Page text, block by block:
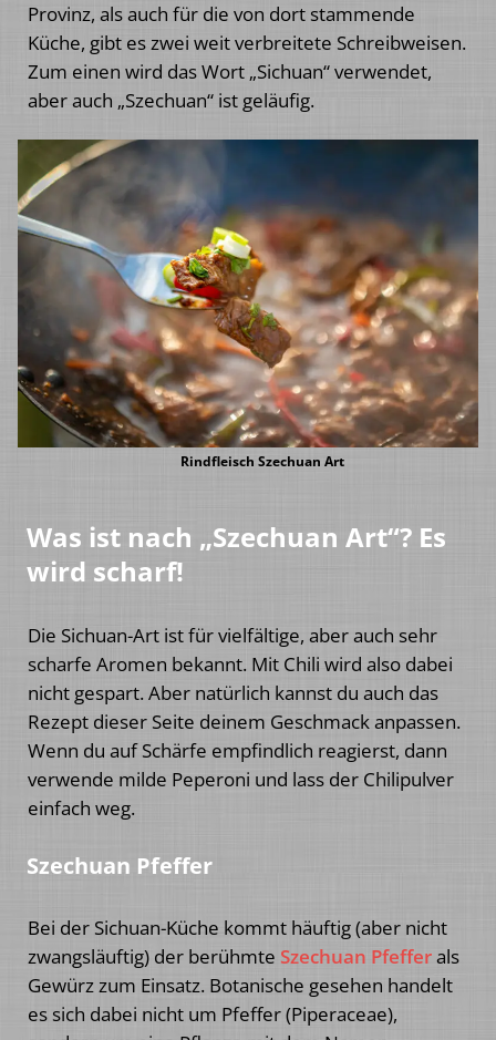
Provinz, als auch für die von dort stammende
Küche, gibt es zwei weit verbreitete Schreibweisen.
Zum einen wird das Wort „Sichuan“ verwendet,
aber auch „Szechuan“ ist geläufig.
Rindfleisch Szechuan Art
Was ist nach „Szechuan Art“? Es
wird scharf!
Die Sichuan-Art ist für vielfältige, aber auch sehr
scharfe Aromen bekannt. Mit Chili wird also dabei
nicht gespart. Aber natürlich kannst du auch das
Rezept dieser Seite deinem Geschmack anpassen.
Wenn du auf Schärfe empfindlich reagierst, dann
verwende milde Peperoni und lass der Chilipulver
einfach weg.
Szechuan Pfeffer
Bei der Sichuan-Küche kommt häuftig (aber nicht
zwangsläuftig) der berühmte Szechuan Pfefferals
Gewürz zum Einsatz. Botanische gesehen handelt
es sich dabei nicht um Pfeffer (Piperaceae),